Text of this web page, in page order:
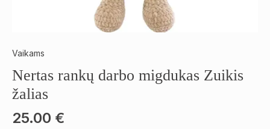
Vaikams
Nertas rankų darbo migdukas Zuikis
žalias
25.00 €